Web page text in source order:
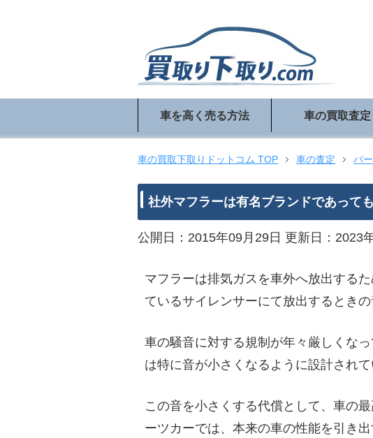
車を高く売る方法 車の買取査定
車の買取下取りドットコム TOP 車の査定 パ
社外マフラーは有名ブランドであって
公開日：2015年09月29日 更新日：2023
マフラーは排気ガスを車外へ放出する
ているサイレンサーにて放出するときの
車の騒音に対する規制が年々厳しくな
は特に音が小さくなるように設計されて
この音を小さくする代償として、車の
ーツカーでは、本来の車の性能を引き